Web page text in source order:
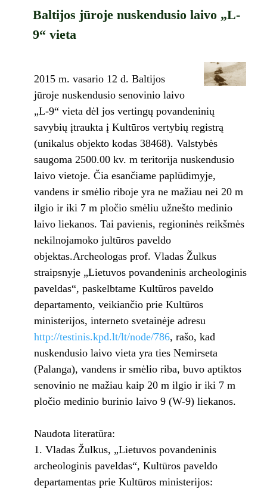
Baltijos jūroje nuskendusio laivo „L-
9“ vieta
2015 m. vasario 12 d. Baltijos
jūroje nuskendusio senovinio laivo
„L-9“ vieta dėl jos vertingų povandeninių
savybių įtraukta į Kultūros vertybių registrą
(unikalus objekto kodas 38468). Valstybės
saugoma 2500.00 kv. m teritorija nuskendusio
laivo vietoje. Čia esančiame paplūdimyje,
vandens ir smėlio riboje yra ne mažiau nei 20 m
ilgio ir iki 7 m pločio smėliu užnešto medinio
laivo liekanos. Tai pavienis, regioninės reikšmės
nekilnojamoko jultūros paveldo
objektas.Archeologas prof. Vladas Žulkus
straipsnyje „Lietuvos povandeninis archeologinis
paveldas“, paskelbtame Kultūros paveldo
departamento, veikiančio prie Kultūros
ministerijos, interneto svetainėje adresu
http://testinis.kpd.lt/lt/node/786, rašo, kad
nuskendusio laivo vieta yra ties Nemirseta
(Palanga), vandens ir smėlio riba, buvo aptiktos
senovinio ne mažiau kaip 20 m ilgio ir iki 7 m
pločio medinio burinio laivo 9 (W-9) liekanos.
Naudota literatūra:
Vladas Žulkus, „Lietuvos povandeninis
archeologinis paveldas“, Kultūros paveldo
departamentas prie Kultūros ministerijos: